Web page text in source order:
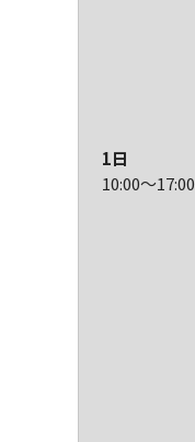
1日
10:00～17:00